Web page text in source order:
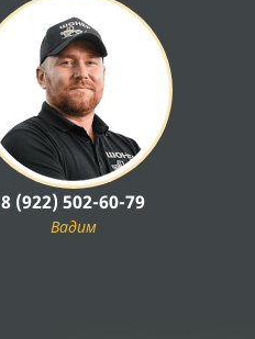
8 (922) 502-60-79
Вадим